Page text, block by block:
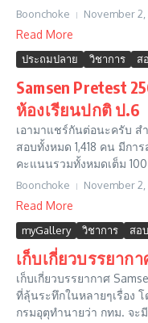
Boonchoke November 2,
Read More
ประถมปลาย วิชาการ ส
Samsen Pretest
ห้องเรียนปกติ ป.6
เอามาแชร์กันต่อนะครับ ส
สอบทั้งหมด 1,418 คน มีก
คะแนนรวมทั้งหมดเต็ม
Boonchoke November 2,
Read More
myGallery วิชาการ สอ
เก็บเกี่ยวบรรยากา
เก็บเกี่ยวบรรยากาศ
ที่ลุ้นระทึกในหลายๆเรื่อง
กรมอุตุทำนายว่า กทม. จะ